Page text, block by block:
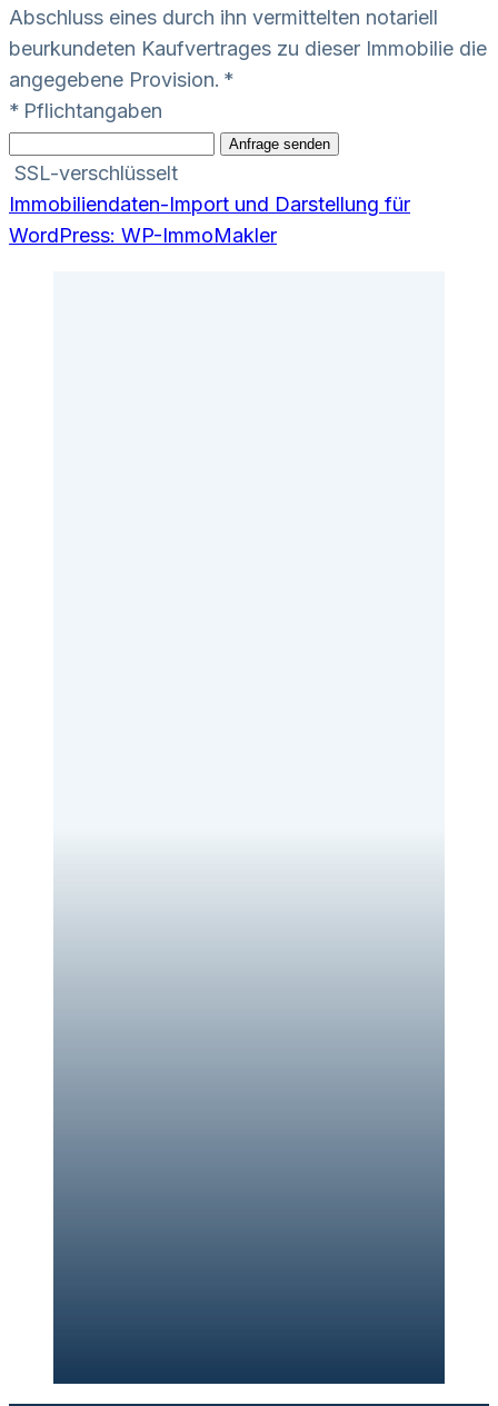
Abschluss eines durch ihn vermittelten notariell
beurkundeten Kaufvertrages zu dieser Immobilie die
angegebene Provision. *
* Pflichtangaben
Anfrage senden
SSL-verschlüsselt
Immobiliendaten-Import und Darstellung für
WordPress: WP-ImmoMakler